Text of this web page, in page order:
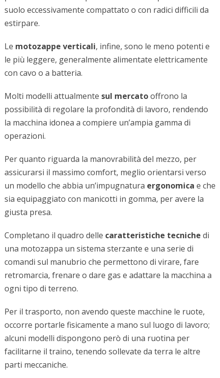
suolo eccessivamente compattato o con radici difficili da
estirpare.
Le motozappe verticali, infine, sono le meno potenti e
le più leggere, generalmente alimentate elettricamente
con cavo o a batteria.
Molti modelli attualmente sul mercatooffrono la
possibilità di regolare la profondità di lavoro, rendendo
la macchina idonea a compiere un’ampia gamma di
operazioni.
Per quanto riguarda la manovrabilità del mezzo, per
assicurarsi il massimo comfort, meglio orientarsi verso
un modello che abbia un’impugnatura ergonomica e che
sia equipaggiato con manicotti in gomma, per avere la
giusta presa.
Completano il quadro delle caratteristiche tecniche di
una motozappa un sistema sterzante e una serie di
comandi sul manubrio che permettono di virare, fare
retromarcia, frenare o dare gas e adattare la macchina a
ogni tipo di terreno.
Per il trasporto, non avendo queste macchine le ruote,
occorre portarle fisicamente a mano sul luogo di lavoro;
alcuni modelli dispongono però di una ruotina per
facilitarne il traino, tenendo sollevate da terra le altre
parti meccaniche.